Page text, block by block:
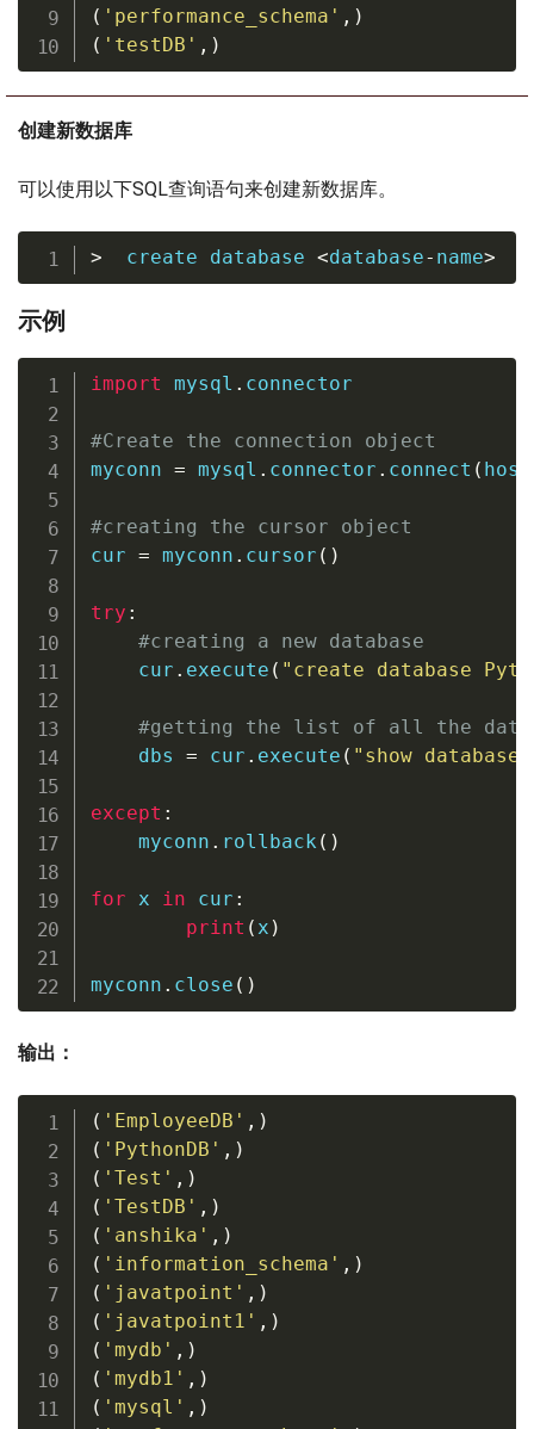
( 'performance_schema' , )
( 'testDB' , )
创建新数据库
可以使用以下SQL查询语句来创建新数据库。
>
  create database
<database- name>
示例
import mysql . connector
#Create the connection object
myconn = mysql . connector . connect (
#creating the cursor object
cur = myconn . cursor ( )
try :
#creating a new database
    cur
. execute ( "create database
#getting the list of all the
    dbs
= cur . execute ( "show
except :
    myconn
. rollback ( )
for x in cur :
print ( x )
myconn . close ( )
输出：
( 'EmployeeDB' , )
( 'PythonDB' , )
( 'Test' , )
( 'TestDB' , )
( 'anshika' , )
( 'information_schema' , )
( 'javatpoint' , )
( 'javatpoint1' , )
( 'mydb' , )
( 'mydb1' , )
( 'mysql' , )